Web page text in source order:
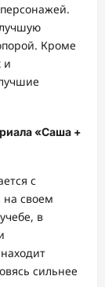
Кроме
и
«Саша +
с
своем
в
сильнее